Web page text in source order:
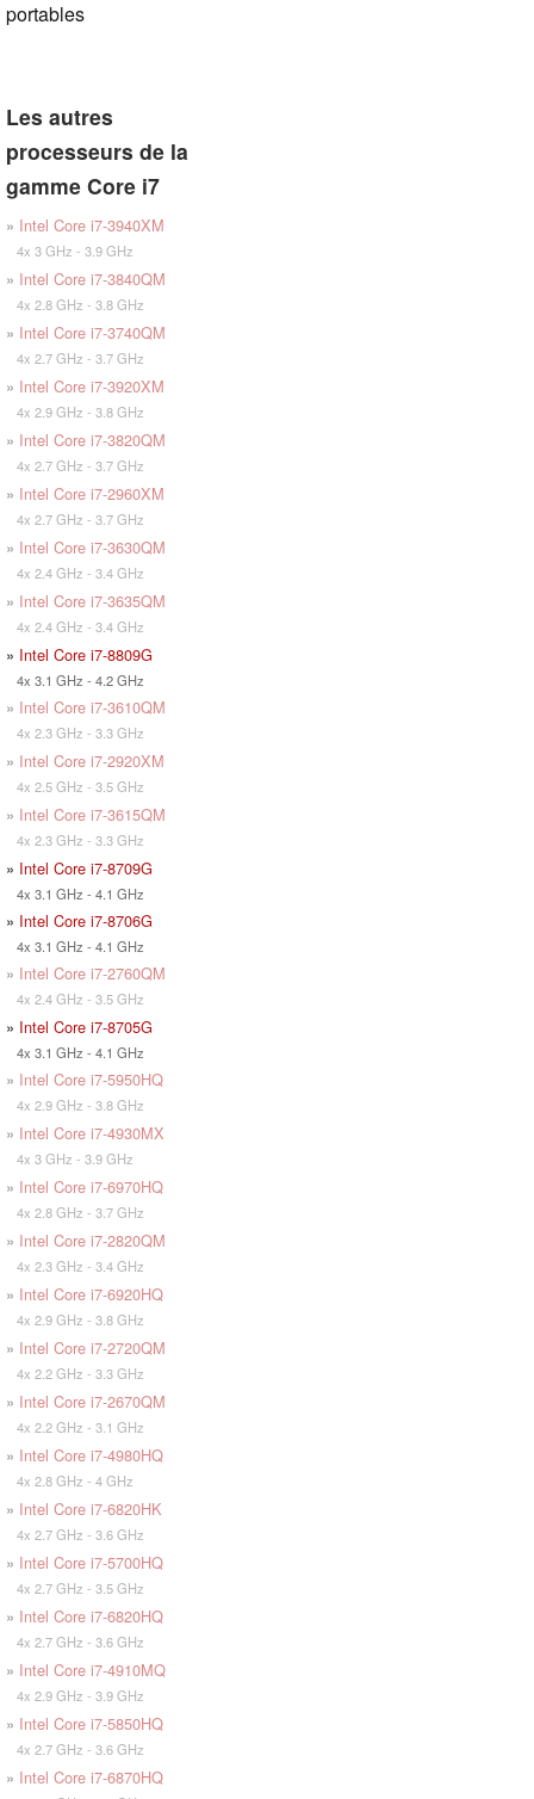
portables
Les autres
processeurs de la
gamme Core i7
» Intel Core i7-3940XM
4x 3 GHz - 3.9 GHz
» Intel Core i7-3840QM
4x 2.8 GHz - 3.8 GHz
» Intel Core i7-3740QM
4x 2.7 GHz - 3.7 GHz
» Intel Core i7-3920XM
4x 2.9 GHz - 3.8 GHz
» Intel Core i7-3820QM
4x 2.7 GHz - 3.7 GHz
» Intel Core i7-2960XM
4x 2.7 GHz - 3.7 GHz
» Intel Core i7-3630QM
4x 2.4 GHz - 3.4 GHz
» Intel Core i7-3635QM
4x 2.4 GHz - 3.4 GHz
» Intel Core i7-8809G
4x 3.1 GHz - 4.2 GHz
» Intel Core i7-3610QM
4x 2.3 GHz - 3.3 GHz
» Intel Core i7-2920XM
4x 2.5 GHz - 3.5 GHz
» Intel Core i7-3615QM
4x 2.3 GHz - 3.3 GHz
» Intel Core i7-8709G
4x 3.1 GHz - 4.1 GHz
» Intel Core i7-8706G
4x 3.1 GHz - 4.1 GHz
» Intel Core i7-2760QM
4x 2.4 GHz - 3.5 GHz
» Intel Core i7-8705G
4x 3.1 GHz - 4.1 GHz
» Intel Core i7-5950HQ
4x 2.9 GHz - 3.8 GHz
» Intel Core i7-4930MX
4x 3 GHz - 3.9 GHz
» Intel Core i7-6970HQ
4x 2.8 GHz - 3.7 GHz
» Intel Core i7-2820QM
4x 2.3 GHz - 3.4 GHz
» Intel Core i7-6920HQ
4x 2.9 GHz - 3.8 GHz
» Intel Core i7-2720QM
4x 2.2 GHz - 3.3 GHz
» Intel Core i7-2670QM
4x 2.2 GHz - 3.1 GHz
» Intel Core i7-4980HQ
4x 2.8 GHz - 4 GHz
» Intel Core i7-6820HK
4x 2.7 GHz - 3.6 GHz
» Intel Core i7-5700HQ
4x 2.7 GHz - 3.5 GHz
» Intel Core i7-6820HQ
4x 2.7 GHz - 3.6 GHz
» Intel Core i7-4910MQ
4x 2.9 GHz - 3.9 GHz
» Intel Core i7-5850HQ
4x 2.7 GHz - 3.6 GHz
» Intel Core i7-6870HQ